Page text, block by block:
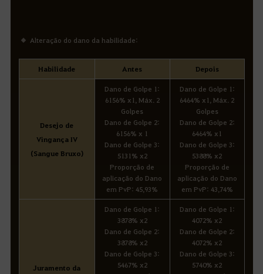
Alteração do dano da habilidade:
Habilidade Antes Depois
Desejo de
Vingança IV
(Sangue Bruxo)
Dano de Golpe 1:
6156% x1, Máx. 2
Golpes
Dano de Golpe 2:
6156% x 1
Dano de Golpe 3:
5131% x2
Proporção de
aplicação do Dano
em PvP: 45,93%
Dano de Golpe 1:
6464% x1, Máx. 2
Golpes
Dano de Golpe 2:
6464% x1
Dano de Golpe 3:
5388% x2
Proporção de
aplicação do Dano
em PvP: 43,74%
Juramento da
Dano de Golpe 1:
3878% x2
Dano de Golpe 2:
3878% x2
Dano de Golpe 3:
5467% x2
Dano de Golpe 1:
4072% x2
Dano de Golpe 2:
4072% x2
Dano de Golpe 3:
5740% x2